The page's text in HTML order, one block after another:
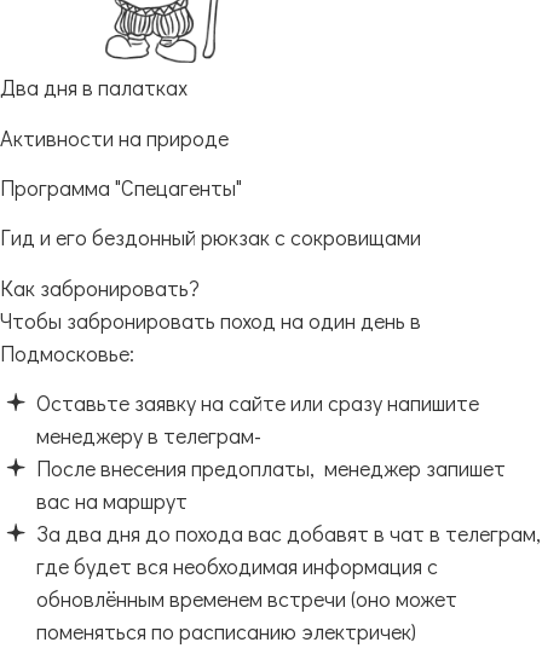
Два дня в палатках
Активности на природе
Программа "Спецагенты"
Гид и его бездонный рюкзак с сокровищами
Как забронировать?
Чтобы забронировать поход на один день в
Подмосковье:
Оставьте заявку на сайте или сразу напишите
менеджеру в телеграм-
После внесения предоплаты, менеджер запишет
вас на маршрут
За два дня до похода вас добавят в чат в телеграм,
где будет вся необходимая информация с
обновлённым временем встречи (оно может
поменяться по расписанию электричек)